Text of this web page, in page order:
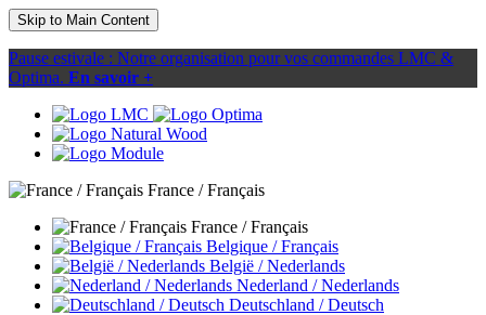
Skip to Main Content
Pause estivale : Notre organisation pour vos commandes LMC &
Optima. En savoir +
France / Français
France / Français
Belgique / Français
België / Nederlands
Nederland / Nederlands
Deutschland / Deutsch